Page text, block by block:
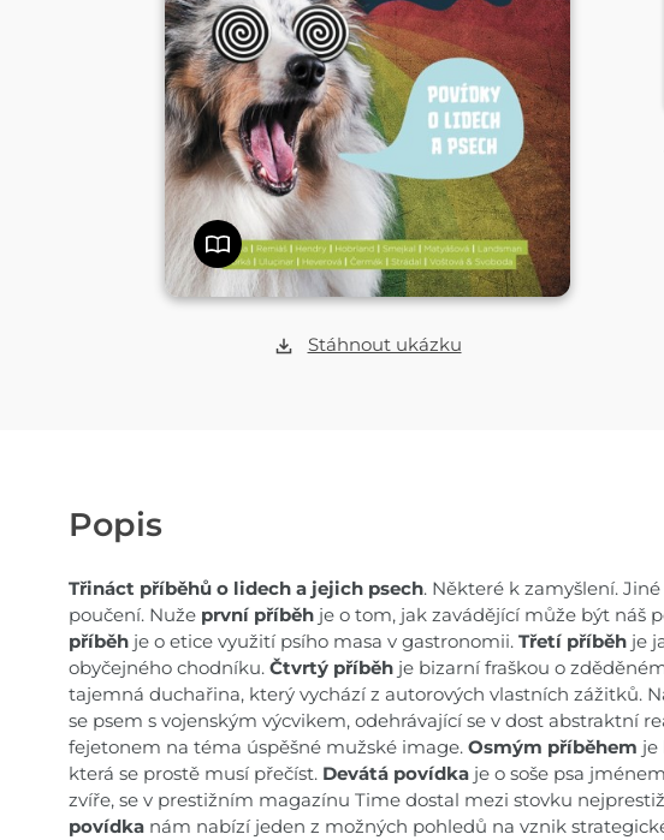
Stáhnout ukázku
Popis
Třináct příběhů o lidech a jejich psech. Některé k zamyšlení.
poučení. Nuže první příběh je o tom, jak zavádějící může být náš
příběh je o etice využití psího masa v gastronomii. Třetí příběh je
obyčejného chodníku. Čtvrtý příběh je bizarní fraškou o
tajemná duchařina, který vychází z autorových vlastních zážitků.
se psem s vojenským výcvikem, odehrávající se v dost abstraktní
fejetonem na téma úspěšné mužské image. Osmým příběhem je
která se prostě musí přečíst. Devátá povídka je o soše psa
zvíře, se v prestižním magazínu Time dostal mezi stovku
povídka nám nabízí jeden z možných pohledů na vznik